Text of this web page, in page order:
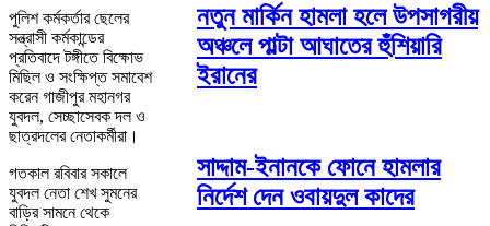
পুলিশ কর্মকর্তার ছেলের
সন্ত্রাসী কর্মকান্ডের
প্রতিবাদে টঙ্গীতে বিক্ষোভ
মিছিল ও সংক্ষিপ্ত সমাবেশ
করেন গাজীপুর মহানগর
যুবদল, সেচ্ছাসেবক দল ও
ছাত্রদলের নেতাকর্মীরা।
গতকাল রবিবার সকালে
যুবদল নেতা শেখ সুমনের
বাড়ির সামনে থেকে
নতুন মার্কিন হামলা হলে উপসাগরীয়
অঞ্চলে পাল্টা আঘাতের হুঁশিয়ারি
ইরানের
সাদ্দাম-ইনানকে ফোনে হামলার
নির্দেশ দেন ওবায়দুল কাদের